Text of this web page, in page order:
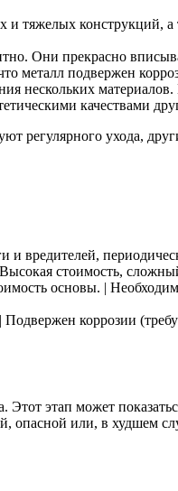
тяжелых конструкций,
Они прекрасно
подвержен
нескольких
качествами
регулярного ухода,
и вредителей,
стоимость,
основы. |
коррозии
этап может
или, в худшем